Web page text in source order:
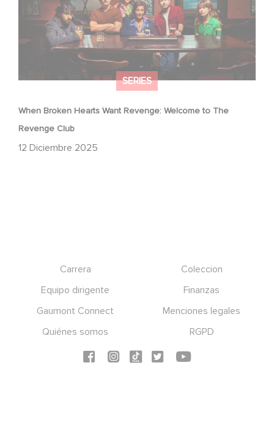
SERIES
When Broken Hearts Want Revenge: Welcome to The
Revenge Club
12 Diciembre 2025
Carrera
Coleccion
Equipo dirigente
Finanzas
Gaumont Connect
Menciones legales
Quiénes somos
RGPD
Social icons